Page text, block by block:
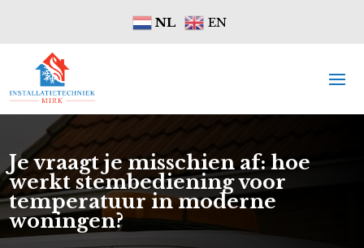
NL EN
Je vraagt je misschien af: hoe
werkt stembediening voor
temperatuur in moderne
woningen?